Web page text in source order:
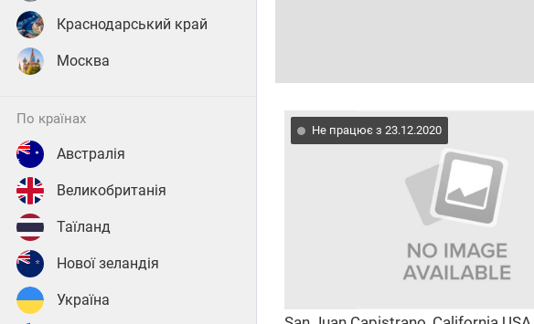
Краснодарський край
Москва
по країнах
Австралія
Великобританія
Таїланд
Нової зеландія
Україна
Не працює з 23.12.2020